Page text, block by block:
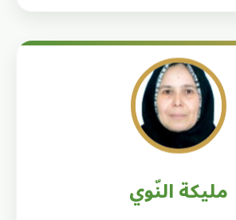
مليكة النّوي